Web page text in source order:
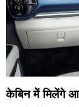
केबिन में मिलेंगे